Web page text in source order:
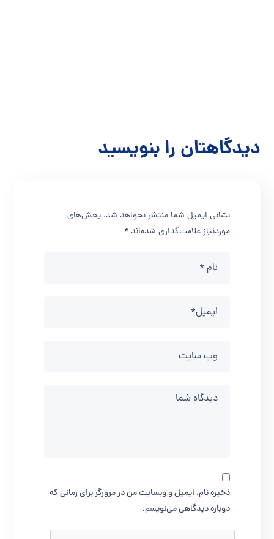
دیدگاهتان را بنویسید
نشانی ایمیل شما منتشر نخواهد شد. بخش‌های
موردنیاز علامت‌گذاری شده‌اند*
ذخیره نام، ایمیل و وبسایت من در مرورگر برای زمانی که
دوباره دیدگاهی می‌نویسم.